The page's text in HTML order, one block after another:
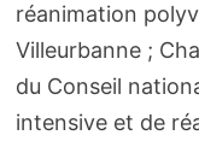
réanimation
Villeurbanne ;
du Conseil
intensive et de